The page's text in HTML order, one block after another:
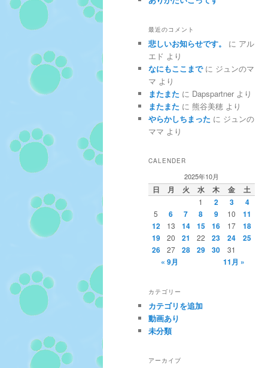
最近のコメント
悲しいお知らせです。 に アル
エド より
なにもここまでに ジュンのマ
マ より
またまた に Dapspartner より
またまた に 熊谷美穂 より
やらかしちまった に ジュンの
ママ より
CALENDER
2025年10月
日 月 火 水 木 金 土
1 2 3 4
5 6 7 8 9 10
11
12
13 14 15 16 17
18
19
20 21 22 23 24
25
26
27 28 29 30 31
« 9月 11月 »
カテゴリー
カテゴリを追加
動画あり
未分類
アーカイブ